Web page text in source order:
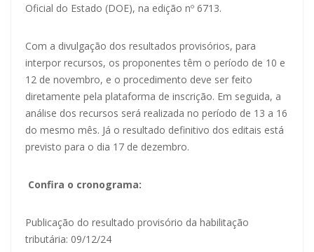
Oficial do Estado (DOE), na edição nº 6713.
Com a divulgação dos resultados provisórios, para
interpor recursos, os proponentes têm o período de 10 e
12 de novembro, e o procedimento deve ser feito
diretamente pela plataforma de inscrição. Em seguida, a
análise dos recursos será realizada no período de 13 a 16
do mesmo mês. Já o resultado definitivo dos editais está
previsto para o dia 17 de dezembro.
Confira o cronograma:
Publicação do resultado provisório da habilitação
tributária: 09/12/24